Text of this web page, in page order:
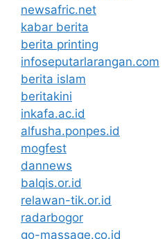
newsafric.net
kabar berita
berita printing
infoseputarlarangan.com
berita islam
beritakini
inkafa.ac.id
alfusha.ponpes.id
mogfest
dannews
balqis.or.id
relawan-tik.or.id
radarbogor
go-massage.co.id